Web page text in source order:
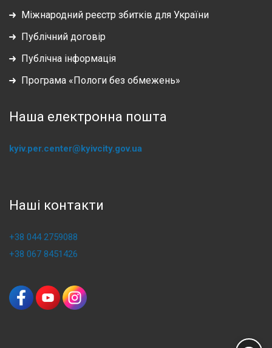
Міжнародний реєстр збитків для України
Публічний договір
Публічна інформація
Програма «Пологи без обмежень»
Наша електронна пошта
kyiv.per.center@kyivcity.gov.ua
Наші контакти
+38 044 2759088
+38 067 8451426